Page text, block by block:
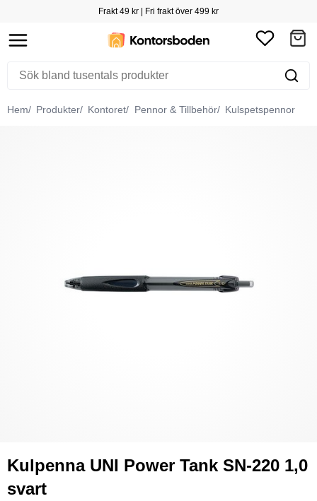
Frakt 49 kr | Fri frakt över 499 kr
Hem Produkter Kontoret Pennor & Tillbehör Kulspetspennor
Kulpenna UNI Power Tank SN-220 1,0
svart